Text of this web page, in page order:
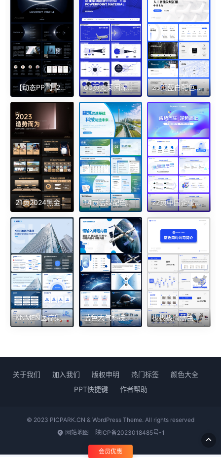
【动态PPT】28页蓝灰黑色简约大气科技感地球公司简介企业介绍PPT模板 60页克莱因深蓝色超质感集团品牌营销推广方案精品PPT带切换动画 25页蓝白配色公司介绍PPT模版简约大气人工智能科技感培训演讲业务推广模板
21页2024黑金高端大气品牌推广企业宣传介绍PPT模板 14页蓝绿配色建筑行业公司简介外宣PPT模板 22页中国企业盛典大会零售大卖场清爽淡雅超实用商务PPT模板
KNMEN医疗集团高级数字化智慧医疗宣传PPT 蓝色大气科技制造航天通用企业宣传PPT 极极极简蓝色企业简约产品汇报ppt
关于我们 加入我们 版权申明 热门标签
颜色大全
PPT快捷键
作者帮助
© 2023 PICPARK.CN & WordPress Theme. All rights reserved
网站地图
陕ICP备2023018485号-1
会员优惠